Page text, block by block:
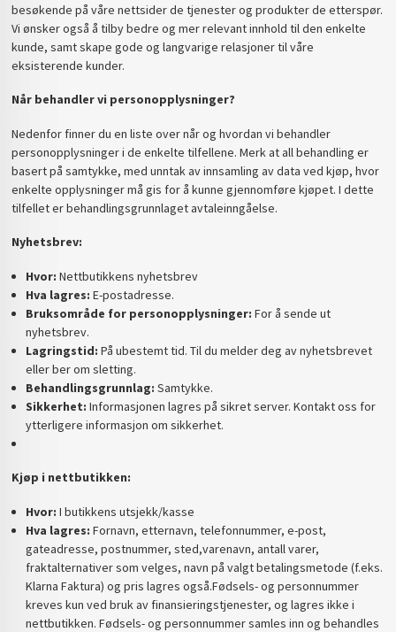
besøkende på våre nettsider de tjenester og produkter de etterspør.
Vi ønsker også å tilby bedre og mer relevant innhold til den enkelte
kunde, samt skape gode og langvarige relasjoner til våre
eksisterende kunder.
Når behandler vi personopplysninger?
Nedenfor finner du en liste over når og hvordan vi behandler
personopplysninger i de enkelte tilfellene. Merk at all behandling er
basert på samtykke, med unntak av innsamling av data ved kjøp, hvor
enkelte opplysninger må gis for å kunne gjennomføre kjøpet. I dette
tilfellet er behandlingsgrunnlaget avtaleinngåelse.
Nyhetsbrev:
Hvor: Nettbutikkens nyhetsbrev
Hva lagres: E-postadresse.
Bruksområde for personopplysninger: For å sende ut
nyhetsbrev.
Lagringstid: På ubestemt tid. Til du melder deg av nyhetsbrevet
eller ber om sletting.
Behandlingsgrunnlag: Samtykke.
Sikkerhet: Informasjonen lagres på sikret server. Kontakt oss for
ytterligere informasjon om sikkerhet.
Kjøp i nettbutikken:
Hvor: I butikkens utsjekk/kasse
Hva lagres: Fornavn, etternavn, telefonnummer, e-post,
gateadresse, postnummer, sted,varenavn, antall varer,
fraktalternativer som velges, navn på valgt betalingsmetode (f.eks.
Klarna Faktura) og pris lagres også.Fødsels- og personnummer
kreves kun ved bruk av finansieringstjenester, og lagres ikke i
nettbutikken. Fødsels- og personnummer samles inn og behandles